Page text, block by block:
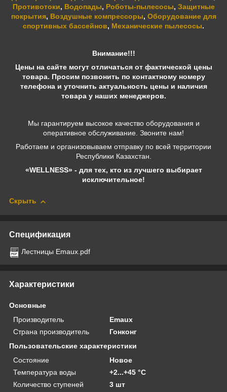
Противотоки, Водопады, Роботы-пылесосы, Защитные
покрытия, Воздушные компрессоры, Оборудование для
спортивных бассейнов, Механические пылесосы.
Внимание!!!
Цены на сайте могут отличаться от фактической цены
товара. Просим позвонить по контактному номеру
телефона и уточнить актуальность цены и наличия
товара у наших менеджеров.
Мы гарантируем высокое качество оборудования и
оперативное обслуживание. Звоните нам!
Работаем и организовываем отправку по всей территории
Республики Казахстан.
«WELLNESS» - для тех, кто из лучшего выбирает
исключительное!
Скрыть
Спецификация
Лестницы Emaux.pdf
Характеристики
Основные
Производитель
Emaux
Страна производитель
Гонконг
Пользовательские характеристики
Состояние
Новое
Температура воды
+2...+45 °C
Количество ступеней
3 шт